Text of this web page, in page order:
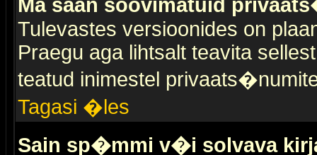
Ma saan soovimatuid
Tulevastes versioonides on
Praegu aga lihtsalt teavita
teatud inimestel
Tagasi �les
Sain sp�mmi v�i solvava